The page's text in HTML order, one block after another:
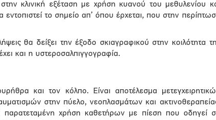
κλινική εξέταση με χρήση κυανού του μεθυλενίου
το σημείο απ’ όπου έρχεται, που στην
θα δείξει την έξοδο σκιαγραφικού στην κοιλότητα
και η υστεροσαλπιγγογραφία.
και τον κόλπο. Είναι αποτέλεσμα
στην πύελο, νεοπλασμάτων και
παρατεταμένη χρήση καθετήρων με πίεση που οδηγεί